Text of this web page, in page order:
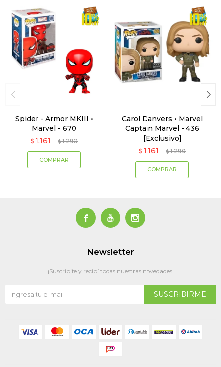
Spider - Armor MKIII •
Marvel - 670
$ 1.161 $ 1.290
Carol Danvers • Marvel
Captain Marvel - 436
[Exclusivo]
$ 1.161 $ 1.290
  
Newsletter
¡Suscribite y recibí todas nuestras novedades!
SUSCRIBIRME